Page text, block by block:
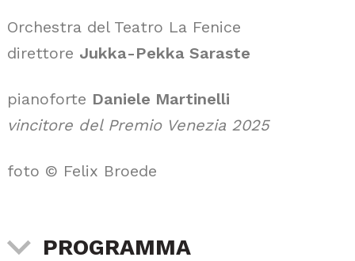
Orchestra del Teatro La Fenice
direttore Jukka-Pekka Saraste
pianoforte Daniele Martinelli
vincitore del Premio Venezia 2025
foto © Felix Broede
PROGRAMMA